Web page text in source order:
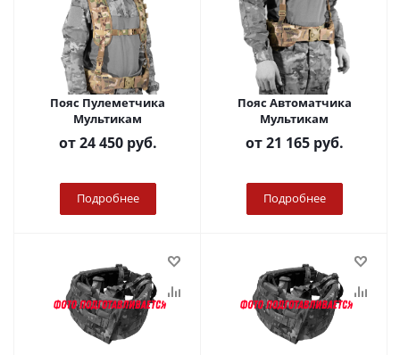
Пояс Пулеметчика
Мультикам
от24 450 руб.
Подробнее
Пояс Автоматчика
Мультикам
от21 165 руб.
Подробнее